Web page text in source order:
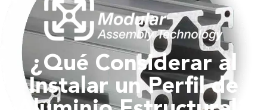
¿Qué Considerar al
Instalar un Perfil de